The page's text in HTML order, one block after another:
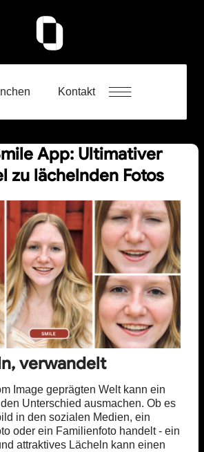
Kontakt
App: Ultimativer
zu lächelnden Fotos
verwandelt
Image geprägten Welt kann ein
Unterschied ausmachen. Ob es
in den sozialen Medien, ein
oder ein Familienfoto handelt - ein
attraktives Lächeln kann einen